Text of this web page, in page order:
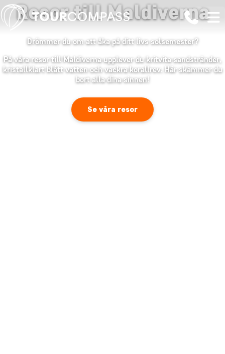
Resor till Maldiverna
Drömmer du om att åka på ditt livs solsemester?
På våra resor till Maldiverna upplever du kritvita sandstränder,
kristallklart blått vatten och vackra korallrev. Här skämmer du
bort alla dina sinnen!
Se våra resor